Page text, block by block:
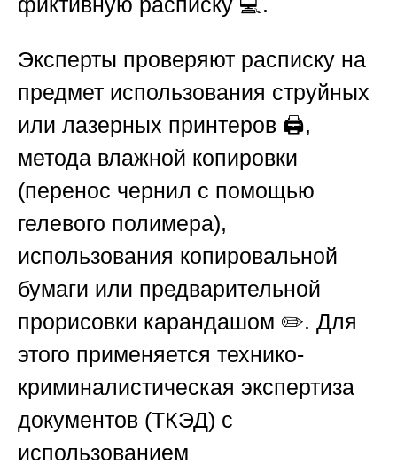
Эксперты проверяют расписку на
предмет использования струйных
или лазерных принтеров 🖨️,
метода влажной копировки
(перенос чернил с помощью
гелевого полимера),
использования копировальной
бумаги или предварительной
прорисовки карандашом ✏️. Для
этого применяется технико-
криминалистическая экспертиза
документов (ТКЭД) с
использованием